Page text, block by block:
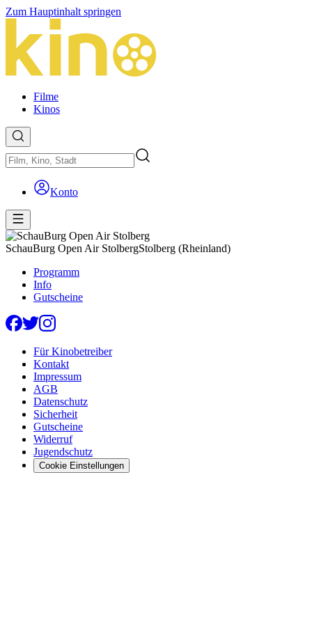
Zum Hauptinhalt springen
Filme
Kinos
Konto
SchauBurg Open Air StolbergStolberg (Rheinland)
Programm
Info
Gutscheine
Für Kinobetreiber
Kontakt
Impressum
AGB
Datenschutz
Sicherheit
Gutscheine
Widerruf
Jugendschutz
Cookie Einstellungen